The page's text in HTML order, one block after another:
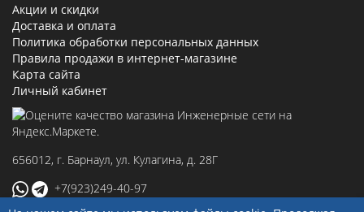
Акции и скидки
Доставка и оплата
Политика обработки персональных данных
Правила продажи в интернет-магазине
Карта сайта
Личный кабинет
656012, г. Барнаул, ул. Кулагина, д. 28Г
+7(923)249-40-97